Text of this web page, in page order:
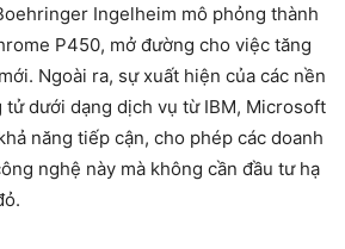
Ingelheim mô phỏng thành
P450, mở đường cho việc tăng
Ngoài ra, sự xuất hiện của các nền
dưới dạng dịch vụ từ IBM, Microsoft
năng tiếp cận, cho phép các doanh
nghệ này mà không cần đầu tư hạ